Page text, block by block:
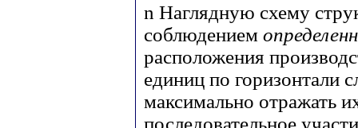
n Наглядную схему
соблюдением
расположения
единиц по горизонтали
максимально отражать
последовательное